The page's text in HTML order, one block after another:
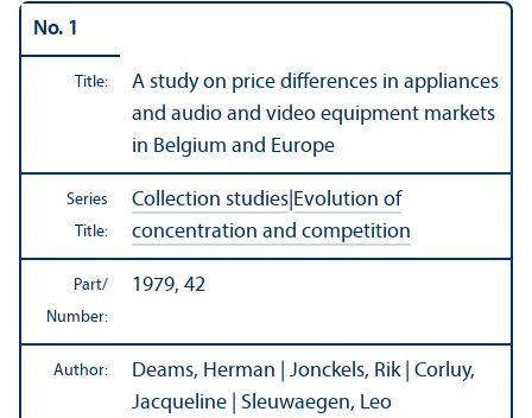
No. 1
Title:
A study on price differences in appliances
and audio and video equipment markets
in Belgium and Europe
Series
Title:
Collection studies Evolution of
concentration and competition
Part/
Number:
1979, 42
Author:
Deams, Herman | Jonckels, Rik | Corluy,
Jacqueline | Sleuwaegen, Leo